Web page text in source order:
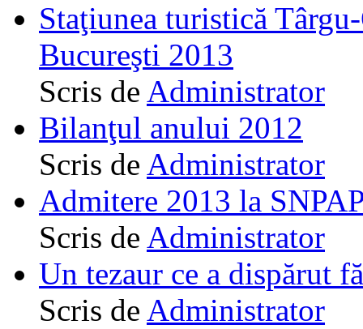
Staţiunea turistică
Bucureşti 2013
Scris de Administrator
Bilanţul anului 2012
Scris de Administrator
Admitere 2013 la
Scris de Administrator
Un tezaur ce a dispărut
Scris de Administrator